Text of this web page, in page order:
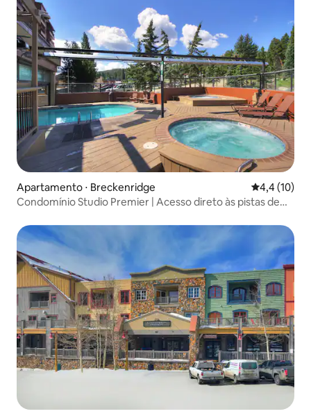
Apartamento ⋅ Breckenridge 4,4 de uma
4,4 (10)
Condomínio Studio Premier | Acesso direto às pistas de